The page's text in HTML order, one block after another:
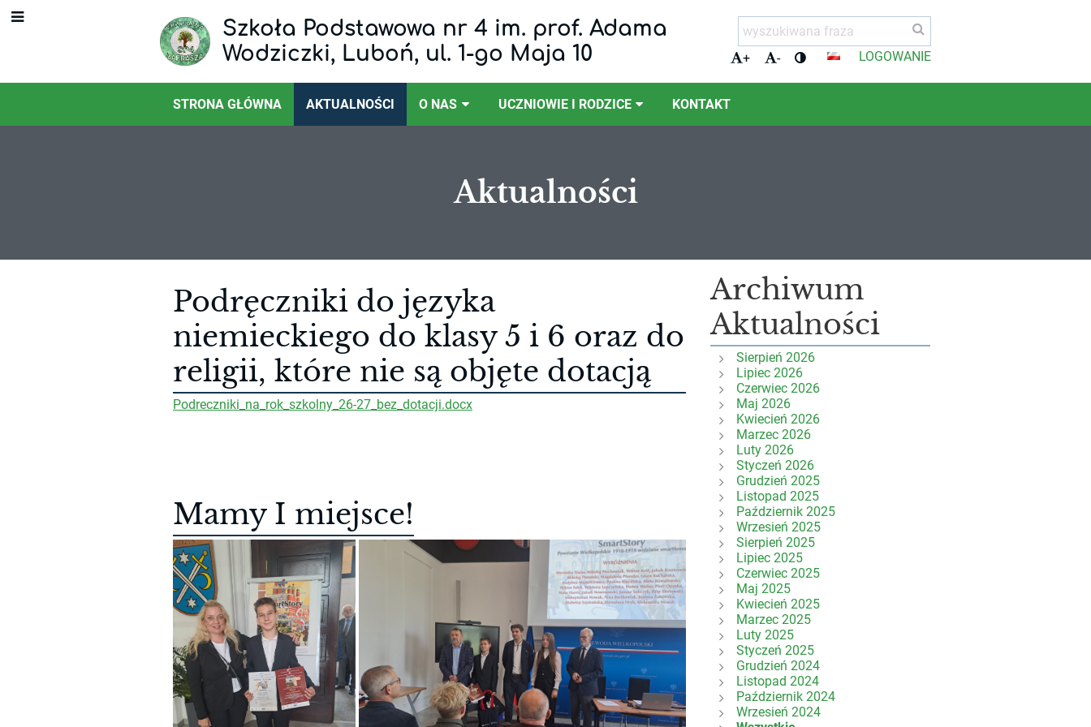
Szkoła Podstawowa nr 4 im. prof. Adama
Wodziczki, Luboń, ul. 1-go Maja 10
+ - LOGOWANIE
STRONA GŁÓWNA AKTUALNOŚCI O NAS UCZNIOWIE I RODZICE KONTAKT
Aktualności
Aktualności
Podręczniki do języka
niemieckiego do klasy 5 i 6 oraz do
religii, które nie są objęte dotacją
Podreczniki_na_rok_szkolny_26-27_bez_dotacji.docx
Mamy I miejsce!
Archiwum
Aktualności
Sierpień 2026
Lipiec 2026
Czerwiec 2026
Maj 2026
Kwiecień 2026
Marzec 2026
Luty 2026
Styczeń 2026
Grudzień 2025
Listopad 2025
Październik 2025
Wrzesień 2025
Sierpień 2025
Lipiec 2025
Czerwiec 2025
Maj 2025
Kwiecień 2025
Marzec 2025
Luty 2025
Styczeń 2025
Grudzień 2024
Listopad 2024
Październik 2024
Wrzesień 2024